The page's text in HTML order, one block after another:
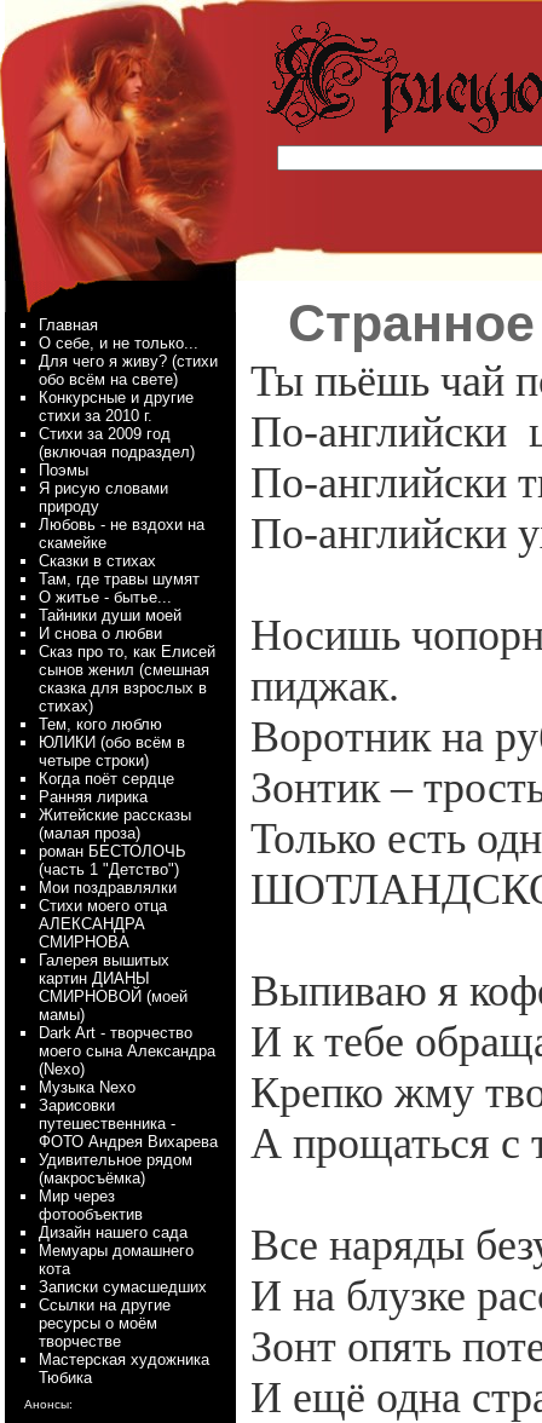
Главная
О себе, и не только...
Для чего я живу? (стихи
обо всём на свете)
Конкурсные и другие
стихи за 2010 г.
Стихи за 2009 год
(включая подраздел)
Поэмы
Я рисую словами
природу
Любовь - не вздохи на
скамейке
Сказки в стихах
Там, где травы шумят
О житье - бытье...
Тайники души моей
И снова о любви
Сказ про то, как Елисей
сынов женил (смешная
сказка для взрослых в
стихах)
Тем, кого люблю
ЮЛИКИ (обо всём в
четыре строки)
Когда поёт сердце
Ранняя лирика
Житейские рассказы
(малая проза)
роман БЕСТОЛОЧЬ
(часть 1 "Детство")
Мои поздравлялки
Стихи моего отца
АЛЕКСАНДРА
СМИРНОВА
Галерея вышитых
картин ДИАНЫ
СМИРНОВОЙ (моей
мамы)
Dark Art - творчество
моего сына Александра
(Nexo)
Myзыка Nexo
Зарисовки
путешественника -
ФОТО Андрея Вихарева
Удивительное рядом
(макросъёмка)
Мир через
фотообъектив
Дизайн нашего сада
Мемуары домашнего
кота
Записки сумасшедших
Ссылки на другие
ресурсы о моём
творчестве
Мастерская художника
Тюбика
Анонсы:
Ты пьёшь чай
По-английски
По-английски
По-английски
Носишь
пиджак.
Воротник на
Зонтик –
Только есть
Выпиваю я
И к тебе
Крепко жму
А прощаться
Все наряды
И на блузке
Зонт опять
И ещё одна